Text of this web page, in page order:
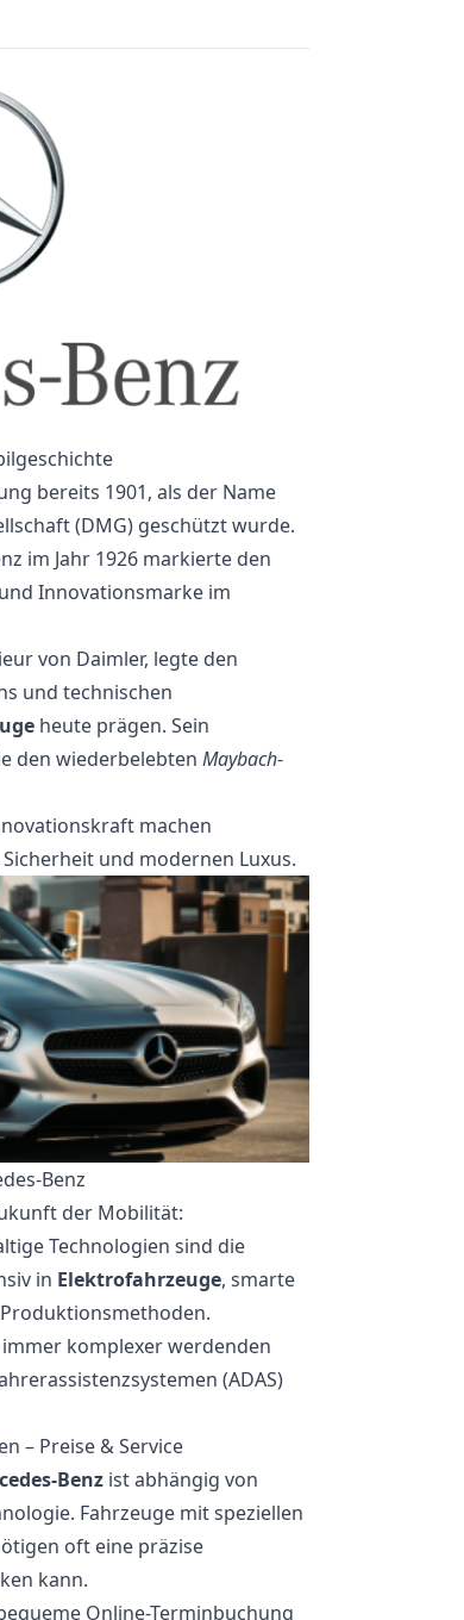
bereits 1901, als der Name
(DMG) geschützt wurde.
im Jahr 1926 markierte den
Innovationsmarke im
von Daimler, legte den
und technischen
heute prägen. Sein
den wiederbelebten Maybach-
machen
und modernen Luxus.
Benz
der Mobilität:
Technologien sind die
in Elektrofahrzeuge, smarte
komplexer werdenden
(ADAS)
– Preise & Service
Benz ist abhängig von
Fahrzeuge mit speziellen
oft eine präzise
kann.
Online-Terminbuchung